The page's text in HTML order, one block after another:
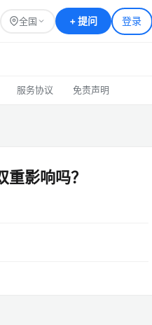
全国 +提问 登录
服务协议 免责声明
影响吗？